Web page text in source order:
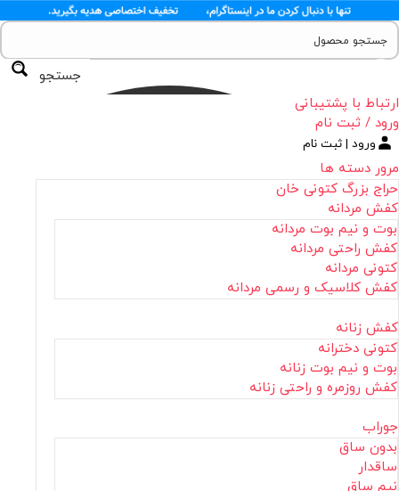
جستجو
ارتباط با پشتیبانی
ورود / ثبت نام
ورود | ثبت نام
مرور دسته ها
حراج بزرگ کتونی خان
کفش مردانه
بوت و نیم بوت مردانه
کفش راحتی مردانه
کتونی مردانه
کفش کلاسیک و رسمی مردانه
کفش زنانه
کتونی دخترانه
بوت و نیم بوت زنانه
کفش روزمره و راحتی زنانه
جوراب
بدون ساق
ساقدار
نیم ساق